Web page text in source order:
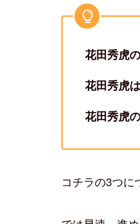
そしてそして、